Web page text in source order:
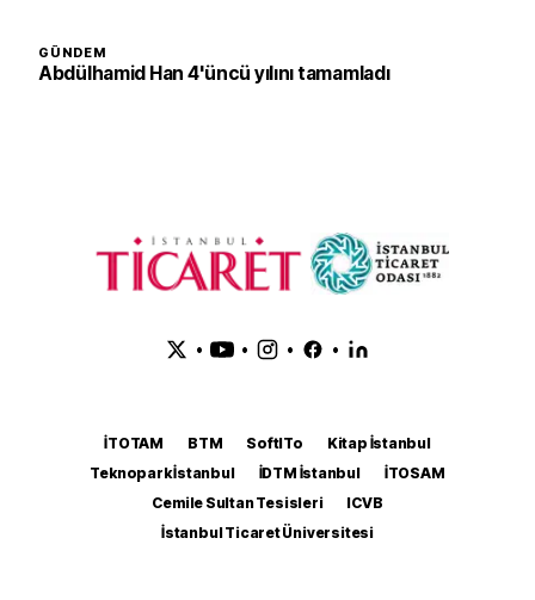
GÜNDEM
Abdülhamid Han 4'üncü yılını tamamladı
• • • •
İTOTAM BTM SoftITo
Kitap İstanbul
Teknopark İstanbul
İDTM İstanbul
İTOSAM
Cemile Sultan Tesisleri
ICVB
İstanbul Ticaret Üniversitesi